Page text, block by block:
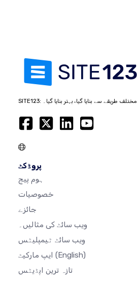
SITE123: مختلف طریقے سے بنایا گیا، بہتر بنایا گیا۔
پروڈکٹ
ہوم پیج
خصوصیات
جائزے
ویب سائٹ کی مثالیں۔
ویب سائٹ ٹیمپلیٹس
(English)
تازہ ترین اپڈیٹس